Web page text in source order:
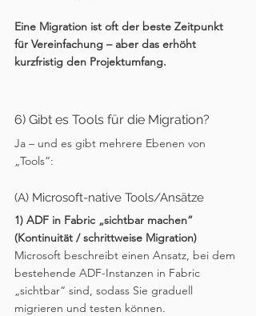
Eine Migration ist oft der beste Zeitpunkt
für Vereinfachung – aber das erhöht
kurzfristig den Projektumfang.
6) Gibt es Tools für die Migration?
Ja – und es gibt mehrere Ebenen von
„Tools“:
(A) Microsoft-native Tools/Ansätze
1) ADF in Fabric „sichtbar machen“
(Kontinuität / schrittweise Migration)
Microsoft beschreibt einen Ansatz, bei dem
bestehende ADF-Instanzen in Fabric
„sichtbar“ sind, sodass Sie graduell
migrieren und testen können.